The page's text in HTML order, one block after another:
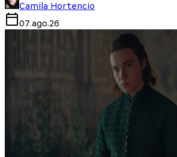
Camila Hortencio
07.ago.26